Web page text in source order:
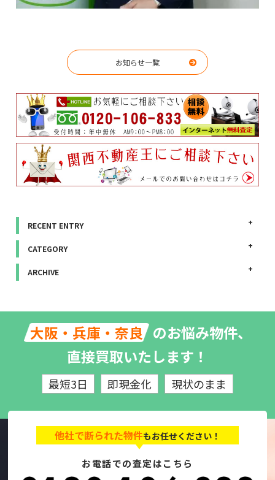
お知らせ一覧
RECENT ENTRY
CATEGORY
ARCHIVE
大阪・兵庫・奈良 のお悩み物件、
直接買取いたします！
最短3日 即現金化 現状のまま
他社で断られた物件もお任せください！
お電話での査定はこちら